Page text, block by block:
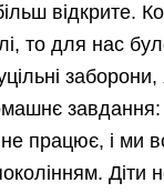
відкрите.
то для нас
заборони,
завдання:
працює, і ми
Діти